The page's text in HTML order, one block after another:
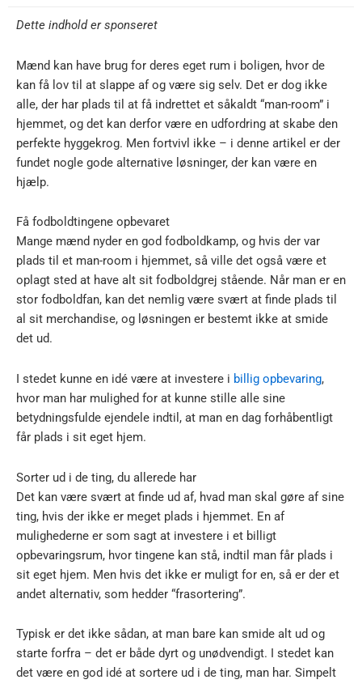
Dette indhold er sponseret
Mænd kan have brug for deres eget rum i boligen, hvor de
kan få lov til at slappe af og være sig selv. Det er dog ikke
alle, der har plads til at få indrettet et såkaldt “man-room” i
hjemmet, og det kan derfor være en udfordring at skabe den
perfekte hyggekrog. Men fortvivl ikke – i denne artikel er der
fundet nogle gode alternative løsninger, der kan være en
hjælp.
Få fodboldtingene opbevaret
Mange mænd nyder en god fodboldkamp, og hvis der var
plads til et man-room i hjemmet, så ville det også være et
oplagt sted at have alt sit fodboldgrej stående. Når man er en
stor fodboldfan, kan det nemlig være svært at finde plads til
al sit merchandise, og løsningen er bestemt ikke at smide
det ud.
I stedet kunne en idé være at investere i billig opbevaring,
hvor man har mulighed for at kunne stille alle sine
betydningsfulde ejendele indtil, at man en dag forhåbentligt
får plads i sit eget hjem.
Sorter ud i de ting, du allerede har
Det kan være svært at finde ud af, hvad man skal gøre af sine
ting, hvis der ikke er meget plads i hjemmet. En af
mulighederne er som sagt at investere i et billigt
opbevaringsrum, hvor tingene kan stå, indtil man får plads i
sit eget hjem. Men hvis det ikke er muligt for en, så er der et
andet alternativ, som hedder “frasortering”.
Typisk er det ikke sådan, at man bare kan smide alt ud og
starte forfra – det er både dyrt og unødvendigt. I stedet kan
det være en god idé at sortere ud i de ting, man har. Simpelt